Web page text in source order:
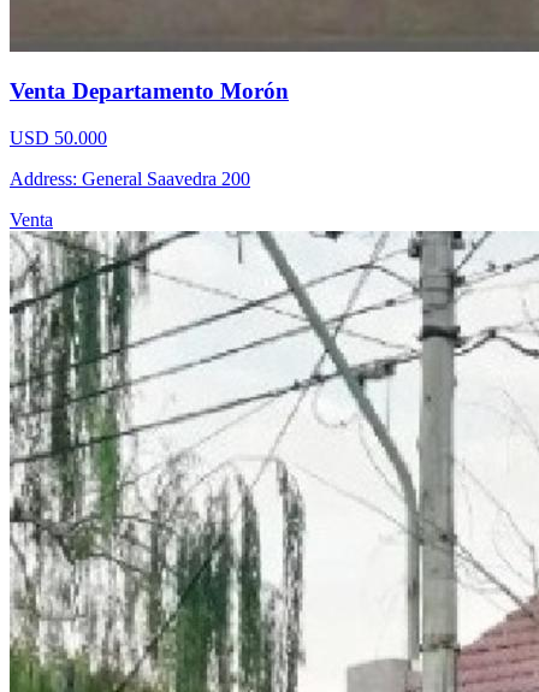
Venta Departamento Morón
USD 50.000
Address: General Saavedra 200
Venta